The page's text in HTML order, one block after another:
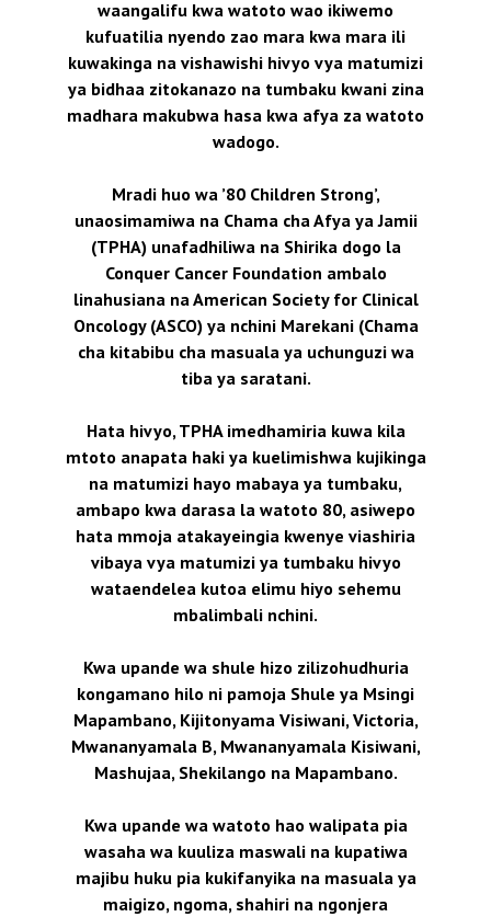
waangalifu kwa watoto wao ikiwemo
kufuatilia nyendo zao mara kwa mara ili
kuwakinga na vishawishi hivyo vya matumizi
ya bidhaa zitokanazo na tumbaku kwani zina
madhara makubwa hasa kwa afya za watoto
wadogo.
Mradi huo wa ’80 Children Strong’,
unaosimamiwa na Chama cha Afya ya Jamii
(TPHA) unafadhiliwa na Shirika dogo la
Conquer Cancer Foundation ambalo
linahusiana na American Society for Clinical
Oncology (ASCO) ya nchini Marekani (Chama
cha kitabibu cha masuala ya uchunguzi wa
tiba ya saratani.
Hata hivyo, TPHA imedhamiria kuwa kila
mtoto anapata haki ya kuelimishwa kujikinga
na matumizi hayo mabaya ya tumbaku,
ambapo kwa darasa la watoto 80, asiwepo
hata mmoja atakayeingia kwenye viashiria
vibaya vya matumizi ya tumbaku hivyo
wataendelea kutoa elimu hiyo sehemu
mbalimbali nchini.
Kwa upande wa shule hizo zilizohudhuria
kongamano hilo ni pamoja Shule ya Msingi
Mapambano, Kijitonyama Visiwani, Victoria,
Mwananyamala B, Mwananyamala Kisiwani,
Mashujaa, Shekilango na Mapambano.
Kwa upande wa watoto hao walipata pia
wasaha wa kuuliza maswali na kupatiwa
majibu huku pia kukifanyika na masuala ya
maigizo, ngoma, shahiri na ngonjera